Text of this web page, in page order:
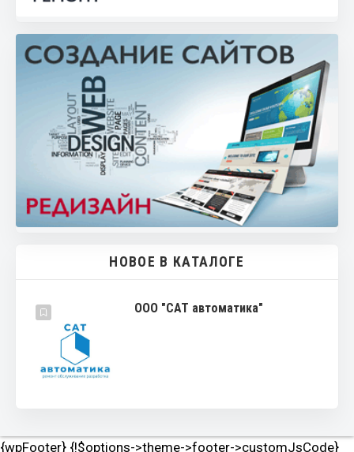
НОВОЕ В КАТАЛОГЕ
ООО "САТ автоматика"
{wpFooter} {!$options->theme->footer->customJsCode}